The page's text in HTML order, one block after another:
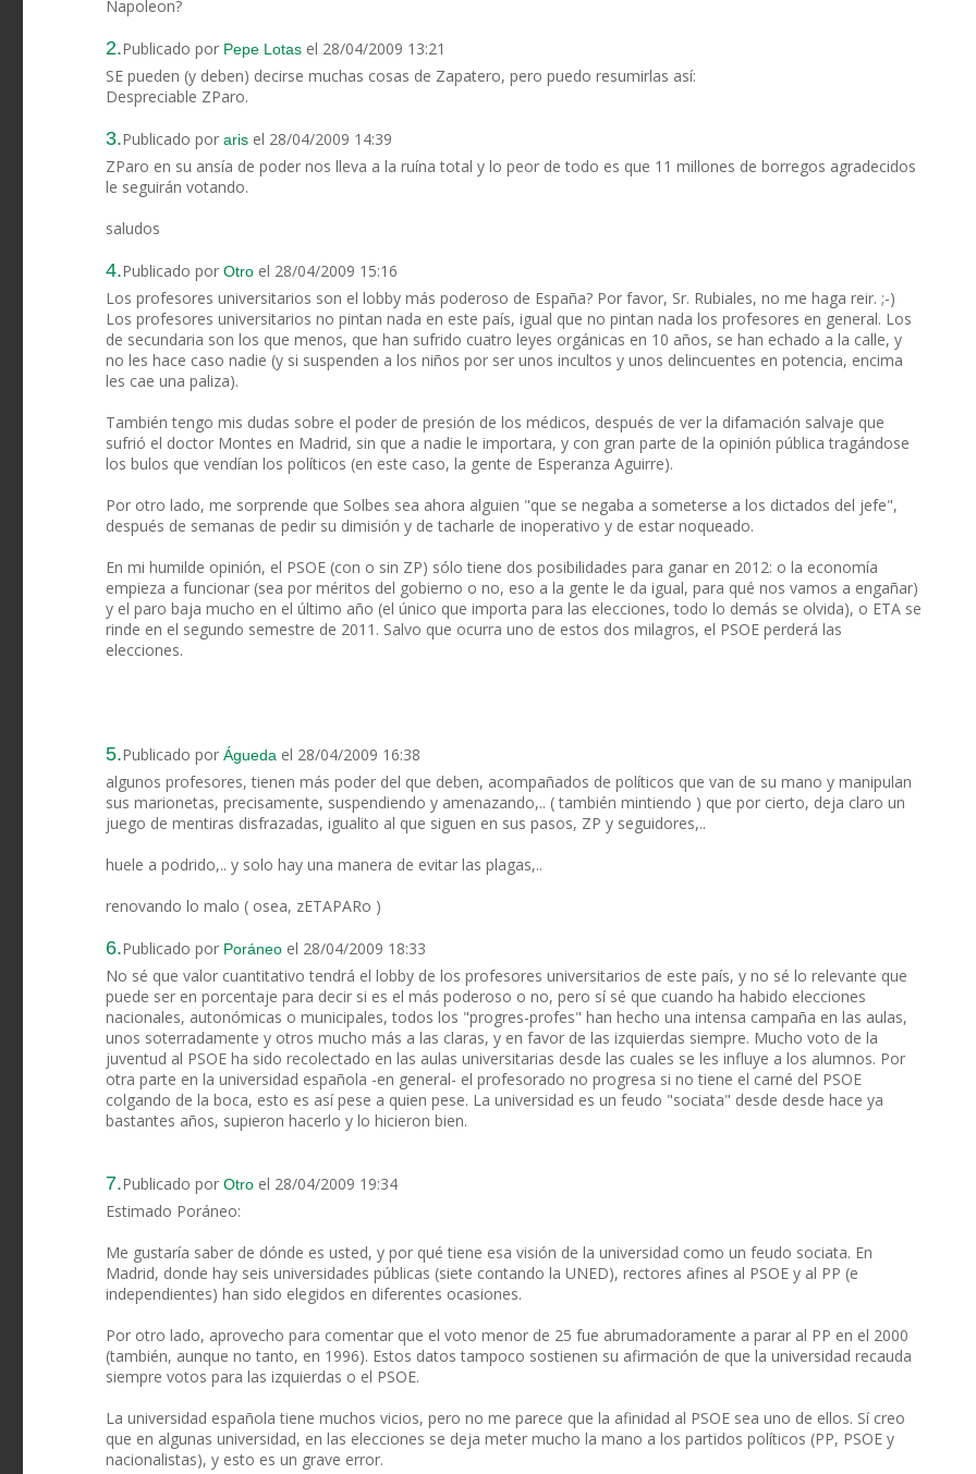
Napoleon?
2.Publicado por Pepe Lotas el 28/04/2009 13:21
SE pueden (y deben) decirse muchas cosas de Zapatero, pero puedo resumirlas así:
Despreciable ZParo.
3.Publicado por aris el 28/04/2009 14:39
ZParo en su ansía de poder nos lleva a la ruína total y lo peor de todo es que 11 millones de borregos agradecidos
le seguirán votando.
saludos
4.Publicado por Otro el 28/04/2009 15:16
Los profesores universitarios son el lobby más poderoso de España? Por favor, Sr. Rubiales, no me haga reir. ;-)
Los profesores universitarios no pintan nada en este país, igual que no pintan nada los profesores en general. Los
de secundaria son los que menos, que han sufrido cuatro leyes orgánicas en 10 años, se han echado a la calle, y
no les hace caso nadie (y si suspenden a los niños por ser unos incultos y unos delincuentes en potencia, encima
les cae una paliza).
También tengo mis dudas sobre el poder de presión de los médicos, después de ver la difamación salvaje que
sufrió el doctor Montes en Madrid, sin que a nadie le importara, y con gran parte de la opinión pública tragándose
los bulos que vendían los políticos (en este caso, la gente de Esperanza Aguirre).
Por otro lado, me sorprende que Solbes sea ahora alguien "que se negaba a someterse a los dictados del jefe",
después de semanas de pedir su dimisión y de tacharle de inoperativo y de estar noqueado.
En mi humilde opinión, el PSOE (con o sin ZP) sólo tiene dos posibilidades para ganar en 2012: o la economía
empieza a funcionar (sea por méritos del gobierno o no, eso a la gente le da igual, para qué nos vamos a engañar)
y el paro baja mucho en el último año (el único que importa para las elecciones, todo lo demás se olvida), o ETA se
rinde en el segundo semestre de 2011. Salvo que ocurra uno de estos dos milagros, el PSOE perderá las
elecciones.
5.Publicado por Águeda el 28/04/2009 16:38
algunos profesores, tienen más poder del que deben, acompañados de políticos que van de su mano y manipulan
sus marionetas, precisamente, suspendiendo y amenazando,.. ( también mintiendo ) que por cierto, deja claro un
juego de mentiras disfrazadas, igualito al que siguen en sus pasos, ZP y seguidores,..
huele a podrido,.. y solo hay una manera de evitar las plagas,..
renovando lo malo ( osea, zETAPARo )
6.Publicado por Poráneo el 28/04/2009 18:33
No sé que valor cuantitativo tendrá el lobby de los profesores universitarios de este país, y no sé lo relevante que
puede ser en porcentaje para decir si es el más poderoso o no, pero sí sé que cuando ha habido elecciones
nacionales, autonómicas o municipales, todos los "progres-profes" han hecho una intensa campaña en las aulas,
unos soterradamente y otros mucho más a las claras, y en favor de las izquierdas siempre. Mucho voto de la
juventud al PSOE ha sido recolectado en las aulas universitarias desde las cuales se les influye a los alumnos. Por
otra parte en la universidad española -en general- el profesorado no progresa si no tiene el carné del PSOE
colgando de la boca, esto es así pese a quien pese. La universidad es un feudo "sociata" desde desde hace ya
bastantes años, supieron hacerlo y lo hicieron bien.
7.Publicado por Otro el 28/04/2009 19:34
Estimado Poráneo:
Me gustaría saber de dónde es usted, y por qué tiene esa visión de la universidad como un feudo sociata. En
Madrid, donde hay seis universidades públicas (siete contando la UNED), rectores afines al PSOE y al PP (e
independientes) han sido elegidos en diferentes ocasiones.
Por otro lado, aprovecho para comentar que el voto menor de 25 fue abrumadoramente a parar al PP en el 2000
(también, aunque no tanto, en 1996). Estos datos tampoco sostienen su afirmación de que la universidad recauda
siempre votos para las izquierdas o el PSOE.
La universidad española tiene muchos vicios, pero no me parece que la afinidad al PSOE sea uno de ellos. Sí creo
que en algunas universidad, en las elecciones se deja meter mucho la mano a los partidos políticos (PP, PSOE y
nacionalistas), y esto es un grave error.